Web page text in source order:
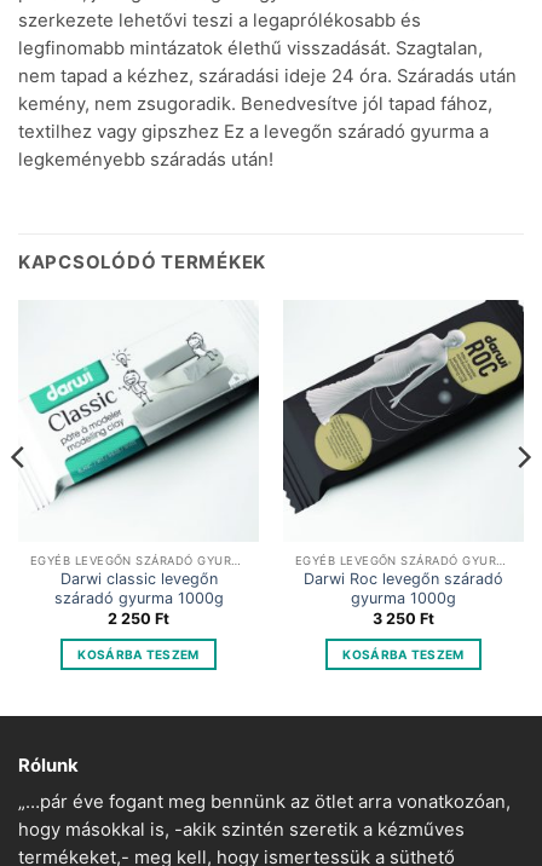
szerkezete lehetővi teszi a legaprólékosabb és
legfinomabb mintázatok élethű visszadását. Szagtalan,
nem tapad a kézhez, száradási ideje 24 óra. Száradás után
kemény, nem zsugoradik. Benedvesítve jól tapad fához,
textilhez vagy gipszhez Ez a levegőn száradó gyurma a
legkeményebb száradás után!
KAPCSOLÓDÓ TERMÉKEK
Darwi classic levegőn
száradó gyurma 1000g
2 250 Ft
KOSÁRBA TESZEM
Darwi Roc levegőn száradó
gyurma 1000g
3 250 Ft
KOSÁRBA TESZEM
Rólunk
„…pár éve fogant meg bennünk az ötlet arra vonatkozóan,
hogy másokkal is, -akik szintén szeretik a kézműves
termékeket,- meg kell, hogy ismertessük a süthető